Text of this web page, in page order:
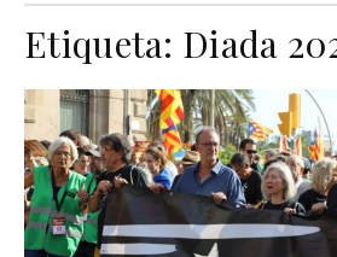
Etiqueta: Diada